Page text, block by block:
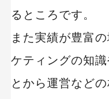
るところです。
また実績が豊富
ケティングの知
とから運営など